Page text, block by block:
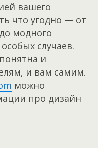
вашего
что угодно — от
модного
случаев.
и
и вам самим.
можно
про дизайн